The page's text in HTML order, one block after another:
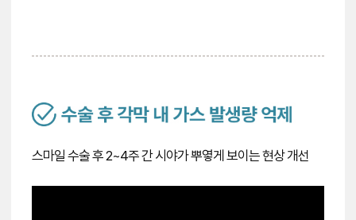
스마일 수술 후 2~4주 간 시야가 뿌옇게 보이는 현상 개선